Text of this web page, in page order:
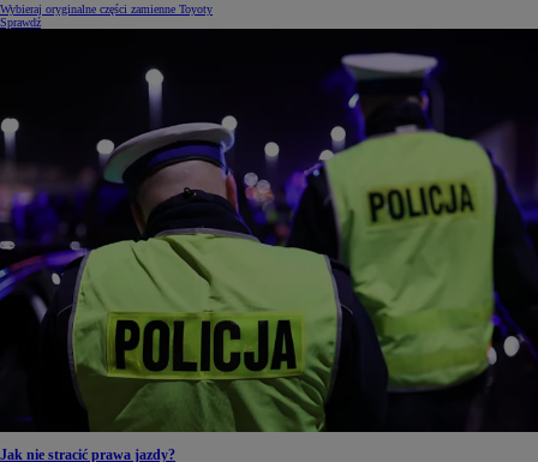
Wybieraj oryginalne części zamienne Toyoty
Sprawdź
Jak nie stracić prawa jazdy?